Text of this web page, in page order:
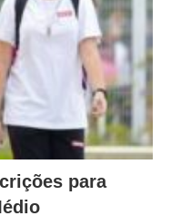
para